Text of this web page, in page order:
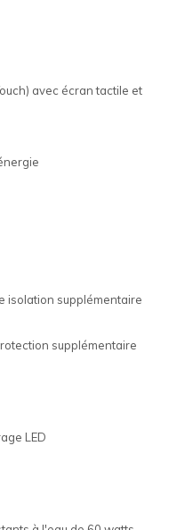
avec écran tactile et
isolation supplémentaire
supplémentaire
LED